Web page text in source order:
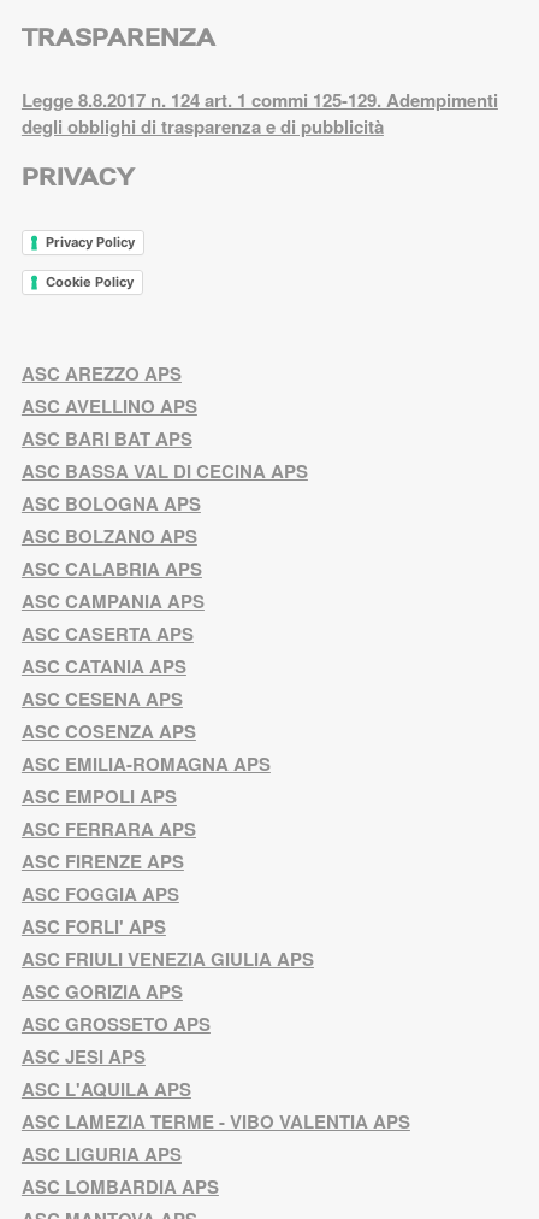
ASC AREZZO APS
ASC AVELLINO APS
ASC BARI BAT APS
ASC BASSA VAL DI CECINA APS
ASC BOLOGNA APS
ASC BOLZANO APS
ASC CALABRIA APS
ASC CAMPANIA APS
ASC CASERTA APS
ASC CATANIA APS
ASC CESENA APS
ASC COSENZA APS
ASC EMILIA-ROMAGNA APS
ASC EMPOLI APS
ASC FERRARA APS
ASC FIRENZE APS
ASC FOGGIA APS
ASC FORLI' APS
ASC FRIULI VENEZIA GIULIA APS
ASC GORIZIA APS
ASC GROSSETO APS
ASC JESI APS
ASC L'AQUILA APS
ASC LAMEZIA TERME - VIBO VALENTIA APS
ASC LIGURIA APS
ASC LOMBARDIA APS
TRASPARENZA
Legge 8.8.2017 n. 124 art. 1 commi 125-129. Adempimenti
degli obblighi di trasparenza e di pubblicità
PRIVACY
Privacy Policy
Cookie Policy